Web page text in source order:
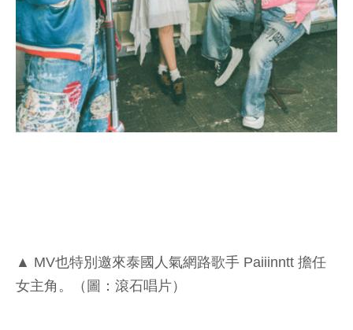
▲ MV也特別邀來泰國人氣網路歌手 Paiiinntt 擔任
女主角。（圖：滾石唱片）